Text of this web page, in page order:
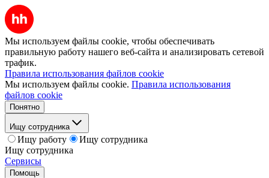
Мы используем файлы cookie, чтобы обеспечивать
правильную работу нашего веб-сайта и анализировать сетевой
трафик.
Правила использования файлов cookie
Мы используем файлы cookie. Правила использования
файлов cookie
Понятно
Ищу сотрудника
Ищу работу
Ищу сотрудника
Ищу сотрудника
Сервисы
Помощь